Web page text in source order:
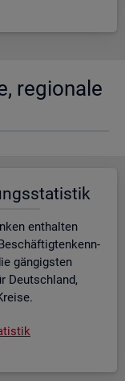
re­gio­na­le
ent­hal­ten
gän­gigs­ten
Deutsch­land,